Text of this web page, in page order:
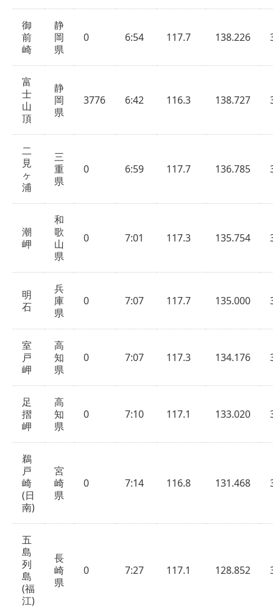
御
前
崎
静
岡
県
0 6:54 117.7 138.226
富
士
山
頂
静
岡
県
3776 6:42 116.3 138.727
二
見
ヶ
浦
三
重
県
0 6:59 117.7 136.785
潮
岬
和
歌
山
県
0 7:01 117.3 135.754
明
石
兵
庫
県
0 7:07 117.7 135.000
室
戸
岬
高
知
県
0 7:07 117.3 134.176
足
摺
岬
高
知
県
0 7:10 117.1 133.020
鵜
戸
崎
(日
南)
宮
崎
県
0 7:14 116.8 131.468
五
島
列
島
(福
江)
長
崎
県
0 7:27 117.1 128.852